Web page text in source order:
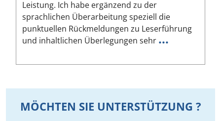
Leistung. Ich habe ergänzend zu der
sprachlichen Überarbeitung speziell die
punktuellen Rückmeldungen zu Leserführung
und inhaltlichen Überlegungen sehr ...
MÖCHTEN SIE UNTERSTÜTZUNG ?